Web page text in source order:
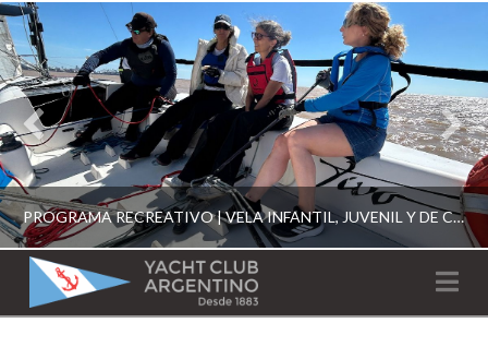
PROGRAMA RECREATIVO | VELA INFANTIL, JUVENIL Y DE CRUCERO 2026
YACHT